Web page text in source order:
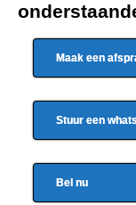
Maak een
Stuur een
Bel nu